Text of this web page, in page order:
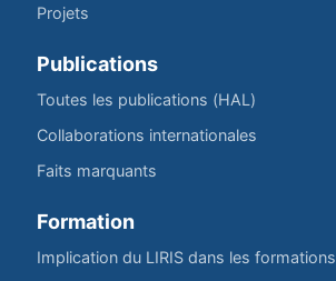
Projets
Publications
Toutes les publications (HAL)
Collaborations internationales
Faits marquants
Formation
Implication du LIRIS dans les formations